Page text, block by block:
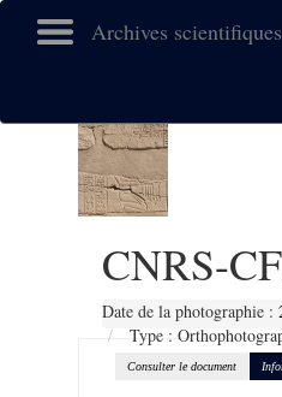
Archives
CNRS-
Date de la photographie :
Type :
Consulter le document